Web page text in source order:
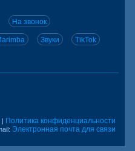
На звонок
Звуки TikTok
| Политика конфиденциальности
Электронная почта для связи